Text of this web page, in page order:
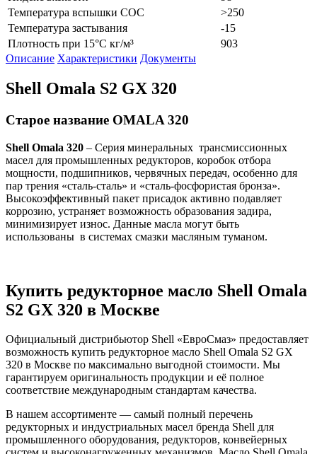
Температура вспышки COC
>250
Температура застывания
-15
Плотность при 15°С кг/м³
903
Описание Характеристики Документы
Shell Omala S2 GX 320
Старое название OMALA 320
Shell Omala 320 – Серия минеральных трансмиссионных
масел для промышленных редукторов, коробок отбора
мощности, подшипников, червячных передач, особенно для
пар трения «сталь-сталь» и «сталь-фосфористая бронза».
Высокоэффективный пакет присадок активно подавляет
коррозию, устраняет возможность образования задира,
минимизирует износ. Данные масла могут быть
использованы в системах смазки масляным туманом.
Купить редукторное масло Shell Omala
S2 GX 320 в Москве
Официальный дистрибьютор Shell «ЕвроСмаз» предоставляет
возможность купить редукторное масло Shell Omala S2 GX
320 в Москве по максимально выгодной стоимости. Мы
гарантируем оригинальность продукции и её полное
соответствие международным стандартам качества.
В нашем ассортименте — самый полный перечень
редукторных и индустриальных масел бренда Shell для
промышленного оборудования, редукторов, конвейерных